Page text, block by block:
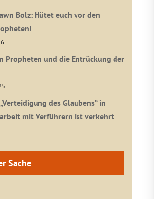
Bolz: Hütet euch vor den
Propheten und die Entrückung der
„Verteidigung des Glaubens“ in
mit Verführern ist verkehrt
Sache